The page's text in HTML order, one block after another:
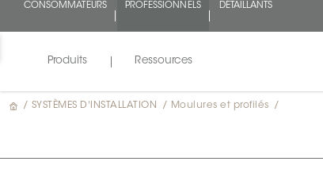
CONSOMMATEURS PROFESSIONNELS
DÉTAILLANTS
Produits Ressources
/ SYSTÈMES D'INSTALLATION / Moulures et profilés /